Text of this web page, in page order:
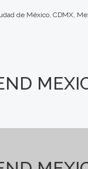
de México, CDMX,